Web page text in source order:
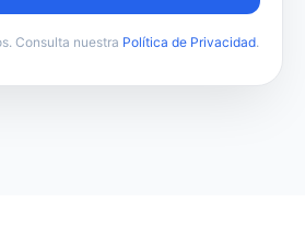
Consulta nuestra Política de Privacidad.